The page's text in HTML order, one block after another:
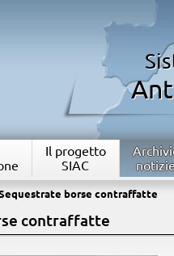
Il progetto
SIAC
borse contraffatte
contraffatte